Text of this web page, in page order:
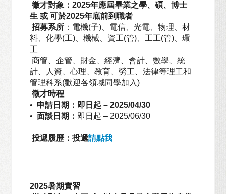
徵才對象：2025年應屆畢業之學、碩、博士
生 或 可於2025年底前到職者
招募系所 ：電機(子) 、電信、光電、物理、材
料、化學(工) 、機械、資工(管) 、工工(管) 、環
工
商管、企管、財金、經濟、會計、數學、統
計、人資、心理、教育、勞工、法律等理工和
管理科系(歡迎各領域同學加入)
徵才時程
• 申請日期：即日起 – 2025/04/30
•面談日期： 即日起 – 2025/06/30
投遞履歷：投遞請點我
2025暑期實習